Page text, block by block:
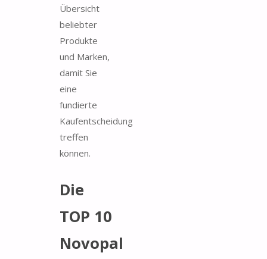
Übersicht
beliebter
Produkte
und Marken,
damit Sie
eine
fundierte
Kaufentscheidung
treffen
können.
Die
TOP 10
Novopal